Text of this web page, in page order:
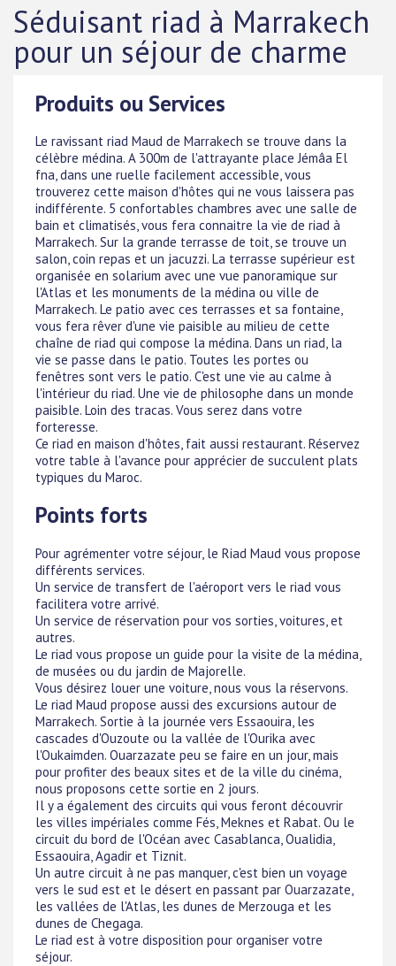
Séduisant riad à Marrakech
pour un séjour de charme
Produits ou Services
Le ravissant riad Maud de Marrakech se trouve dans la
célèbre médina. A 300m de l'attrayante place Jémâa El
fna, dans une ruelle facilement accessible, vous
trouverez cette maison d'hôtes qui ne vous laissera pas
indifférente. 5 confortables chambres avec une salle de
bain et climatisés, vous fera connaitre la vie de riad à
Marrakech. Sur la grande terrasse de toit, se trouve un
salon, coin repas et un jacuzzi. La terrasse supérieur est
organisée en solarium avec une vue panoramique sur
l'Atlas et les monuments de la médina ou ville de
Marrakech. Le patio avec ces terrasses et sa fontaine,
vous fera rêver d'une vie paisible au milieu de cette
chaîne de riad qui compose la médina. Dans un riad, la
vie se passe dans le patio. Toutes les portes ou
fenêtres sont vers le patio. C'est une vie au calme à
l'intérieur du riad. Une vie de philosophe dans un monde
paisible. Loin des tracas. Vous serez dans votre
forteresse.
Ce riad en maison d'hôtes, fait aussi restaurant. Réservez
votre table à l'avance pour apprécier de succulent plats
typiques du Maroc.
Points forts
Pour agrémenter votre séjour, le Riad Maud vous propose
différents services.
Un service de transfert de l'aéroport vers le riad vous
facilitera votre arrivé.
Un service de réservation pour vos sorties, voitures, et
autres.
Le riad vous propose un guide pour la visite de la médina,
de musées ou du jardin de Majorelle.
Vous désirez louer une voiture, nous vous la réservons.
Le riad Maud propose aussi des excursions autour de
Marrakech. Sortie à la journée vers Essaouira, les
cascades d'Ouzoute ou la vallée de l'Ourika avec
l'Oukaimden. Ouarzazate peu se faire en un jour, mais
pour profiter des beaux sites et de la ville du cinéma,
nous proposons cette sortie en 2 jours.
Il y a également des circuits qui vous feront découvrir
les villes impériales comme Fés, Meknes et Rabat. Ou le
circuit du bord de l'Océan avec Casablanca, Oualidia,
Essaouira, Agadir et Tiznit.
Un autre circuit à ne pas manquer, c'est bien un voyage
vers le sud est et le désert en passant par Ouarzazate,
les vallées de l'Atlas, les dunes de Merzouga et les
dunes de Chegaga.
Le riad est à votre disposition pour organiser votre
séjour.